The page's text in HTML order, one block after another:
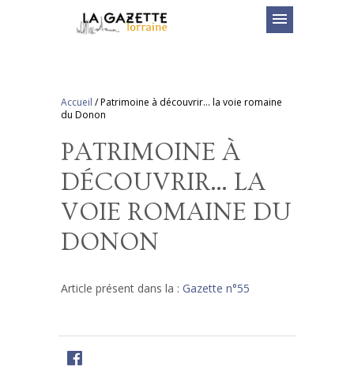
menu
Accueil /Patrimoine à découvrir… la voie romaine
du Donon
PATRIMOINE À
DÉCOUVRIR… LA
VOIE ROMAINE DU
DONON
Article présent dans la : Gazette n°55